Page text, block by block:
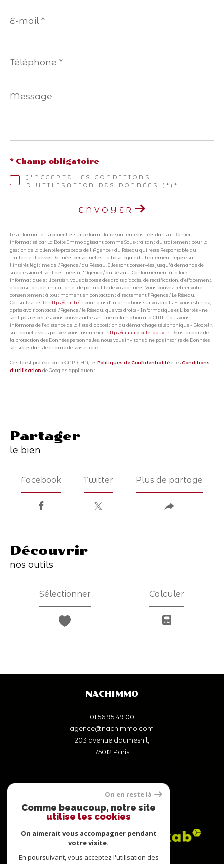
mail
*
Message
*
J'ACCEPTE LES CONDITIONS
D'UTILISATION DES DONNÉES (*)*
* Champ obligatoire
ENVOYER
Les informations recueillies sur ce formulaire sont enregistrées dans un fichier
informatisé par La Boite Immo agissant comme Sous-traitant du traitement pour la
gestion de la clientèle/prospects de l'Agence / du Réseau qui reste Responsable du
Traitement de vos Données personnelles. La base légale du traitement repose sur
l'intérêt légitime de l'Agence / du Réseau. Elles sont conservées jusqu'à demande de
suppression et sont destinées à l'Agence / au Réseau. Conformément à la loi «
informatique et libertés », vous disposez des droits d’accès, de rectification, d’effacement,
d’opposition, de limitation et de portabilité de vos données. Vous pouvez retirer votre
consentement à tout moment en contactant directement l’Agence / Le Réseau.
Consultez le site https://cnil.fr/fr pour plus d’informations sur vos droits. Si vous estimez,
après avoir contacté l'Agence / le Réseau, que vos droits « Informatique et Libertés » ne
sont pas respectés, vous pouvez adresser une réclamation à la CNIL. Nous vous
informons de l’existence de la liste d'opposition au démarchage téléphonique « Bloctel »,
sur laquelle vous pouvez vous inscrire ici : https://www.bloctel.gouv.fr . Dans le cadre de
la protection des Données personnelles, nous vous invitons à ne pas inscrire de Données
sensibles dans le champ de saisie libre.
Ce site est protégé par reCAPTCHA, lesPolitiques de Confidentialitéet es Conditions
d'utilisation de Google s'appliquent.
partager
le bien
Facebook Twitter Plus de partage
découvrir
nos outils
Sélectionner Calculer
NACHIMMO
01 56 95 49 00
agence@nachimmo.com
203 avenue daumesnil,
75012
paris
ADHÉRENTS
On en reste là
Comme beaucoup, notre site
utilise les cookies
On aimerait vous accompagner pendant
votre visite.
En poursuivant, vous acceptez l'utilisation des